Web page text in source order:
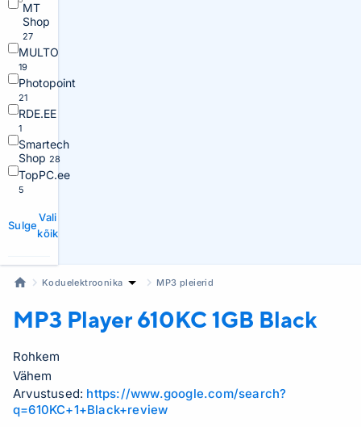
MT
Shop
27
MULTO
19
Photopoint
21
RDE.EE
1
Smartech
Shop 28
TopPC.ee
5
Sulge
Vali
kõik
Koduelektroonika MP3 pleierid
MP3 Player 610KC 1GB Black
Rohkem
Vähem
Arvustused: https://www.google.com/search?
q=610KC+1+Black+review